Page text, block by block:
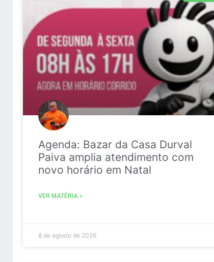
Agenda: Bazar da Casa Durval
Paiva amplia atendimento com
novo horário em Natal
VER MATÉRIA »
8 de agosto de 2026